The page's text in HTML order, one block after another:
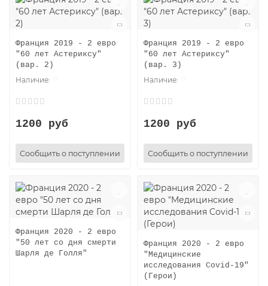
Франция 2019 - 2 евро
"60 лет Астериксу"
(вар. 2)
1200 руб
Сообщить о поступлении
Франция 2019 - 2 евро
"60 лет Астериксу"
(вар. 3)
1200 руб
Сообщить о поступлении
Франция 2020 - 2 евро
"50 лет со дня смерти
Шарля де Голля"
Франция 2020 - 2 евро
"Медицинские
исследования Covid-19"
(Герои)